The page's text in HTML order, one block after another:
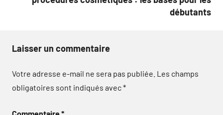
débutants
Laisser un commentaire
Votre adresse e-mail ne sera pas publiée. Les champs
obligatoires sont indiqués avec*
Commentaire*